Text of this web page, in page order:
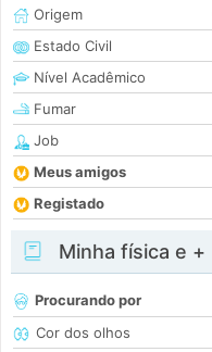
Origem
Estado Civil
Nível Acadêmico
Fumar
Job
Meus amigos
Registado
Minha física e +
Procurando por
Cor dos olhos